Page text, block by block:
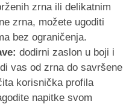
zrna ili delikatnim
zrna, možete ugoditi
bez ograničenja.
dodirni zaslon u boji i
vas od zrna do savršene
korisnička profila
napitke svom